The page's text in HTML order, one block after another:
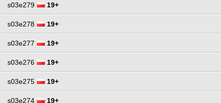
s03e279 19+
s03e278 19+
s03e277 19+
s03e276 19+
s03e275 19+
s03e274 19+